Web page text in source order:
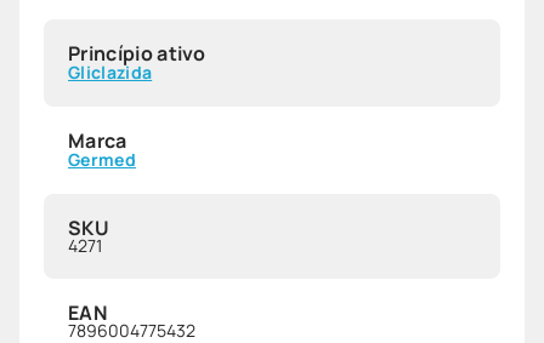
Princípio ativo
Gliclazida
Marca
Germed
SKU
4271
EAN
7896004775432